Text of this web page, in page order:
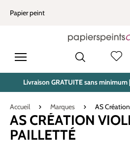
principal
Papier peint
Livraison GRATUITE sans
Accueil Marques AS Création
AS CRÉATION
PAILLETTÉ